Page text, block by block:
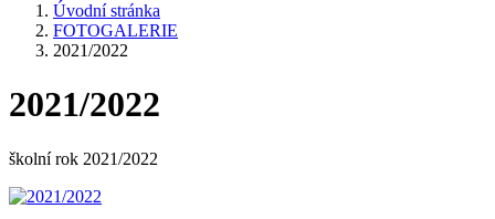
Úvodní stránka
FOTOGALERIE
2021/2022
2021/2022
školní rok 2021/2022